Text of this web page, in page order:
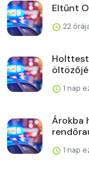
Eltűnt
22
1 nap
Árokba
1 nap